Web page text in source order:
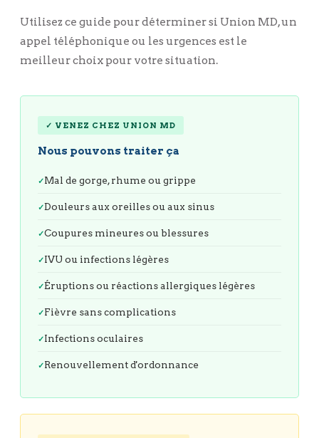
Utilisez ce guide pour déterminer si Union MD, un
appel téléphonique ou les urgences est le
meilleur choix pour votre situation.
✓ VENEZ CHEZ UNION MD
Nous pouvons traiter ça
Mal de gorge, rhume ou grippe
Douleurs aux oreilles ou aux sinus
Coupures mineures ou blessures
IVU ou infections légères
Éruptions ou réactions allergiques légères
Fièvre sans complications
Infections oculaires
Renouvellement d'ordonnance